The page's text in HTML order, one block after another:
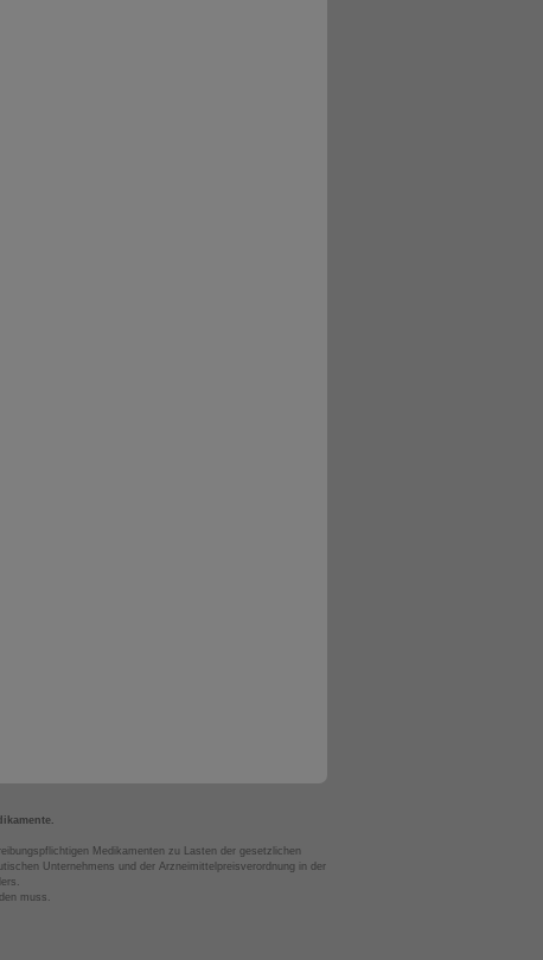
Medikamenten zu Lasten der gesetzlichen
Unternehmens und der Arzneimittelpreisverordnung in der
muss.